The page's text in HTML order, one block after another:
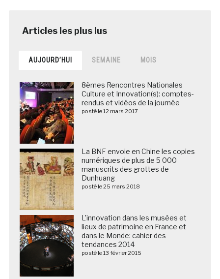
AUJOURD’HUI SEMAINE MOIS
8èmes Rencontres Nationales
Culture et Innovation(s): comptes-
rendus et vidéos de la journée
posté le 12 mars 2017
La BNF envoie en Chine les copies
numériques de plus de 5 000
manuscrits des grottes de
Dunhuang
posté le 25 mars 2018
L’innovation dans les musées et
lieux de patrimoine en France et
dans le Monde: cahier des
tendances 2014
posté le 13 février 2015